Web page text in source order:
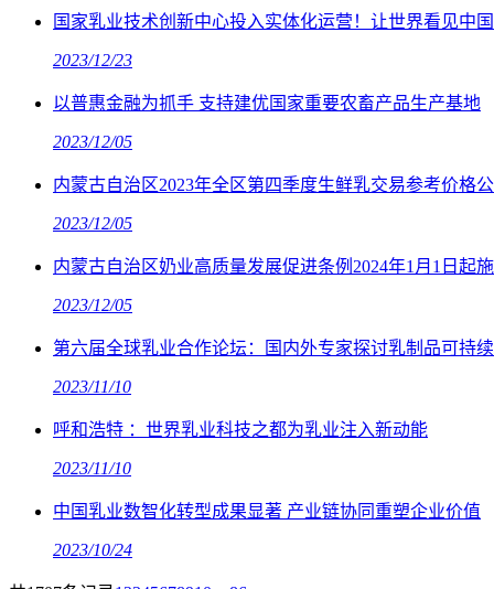
国家乳业技术创新中心投入实体化运营！让世界看见中
2023/12/23
以普惠金融为抓手 支持建优国家重要农畜产品生产基地
2023/12/05
内蒙古自治区2023年全区第四季度生鲜乳交易参考价格
2023/12/05
内蒙古自治区奶业高质量发展促进条例2024年1月1日起
2023/12/05
第六届全球乳业合作论坛：国内外专家探讨乳制品可持
2023/11/10
呼和浩特 ：世界乳业科技之都为乳业注入新动能
2023/11/10
中国乳业数智化转型成果显著 产业链协同重塑企业价值
2023/10/24